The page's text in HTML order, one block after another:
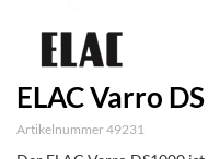
ELAC Varro
Artikelnummer 49231